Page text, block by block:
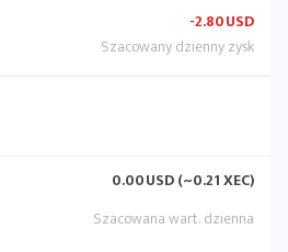
-2.80USD
0.00USD (~0.21 XEC)